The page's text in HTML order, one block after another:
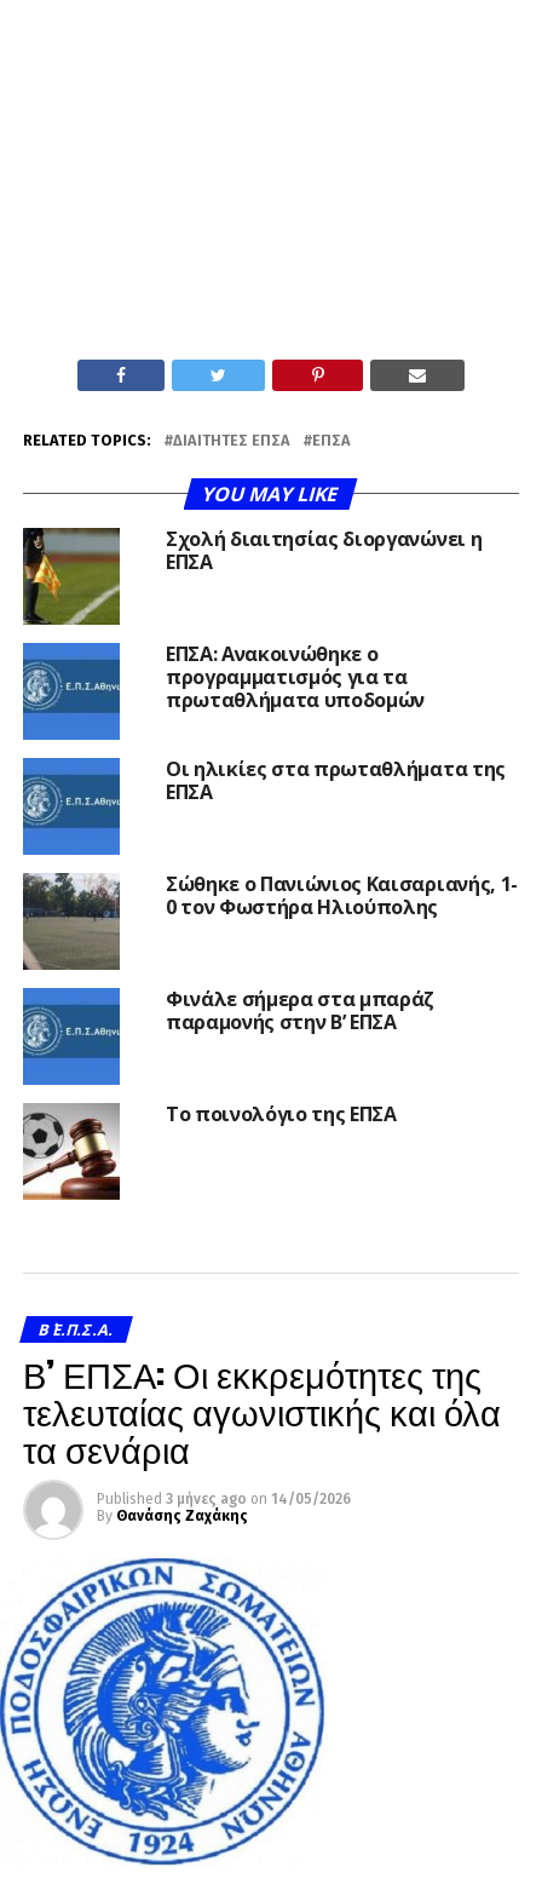
RELATED TOPICS: ΔΙΑΙΤΗΤΈΣ ΕΠΣΑ ΕΠΣΑ
YOU MAY LIKE
Σχολή διαιτησίας διοργανώνει η
ΕΠΣΑ
ΕΠΣΑ: Ανακοινώθηκε ο
προγραμματισμός για τα
πρωταθλήματα υποδομών
Οι ηλικίες στα πρωταθλήματα της
ΕΠΣΑ
Σώθηκε ο Πανιώνιος Καισαριανής, 1-
0 τον Φωστήρα Ηλιούπολης
Φινάλε σήμερα στα μπαράζ
παραμονής στην Β’ ΕΠΣΑ
Το ποινολόγιο της ΕΠΣΑ
Β΄ Ε.Π.Σ.Α.
Β’ ΕΠΣΑ: Οι εκκρεμότητες της
τελευταίας αγωνιστικής και όλα
τα σενάρια
Published 3 μήνες ago on 14/05/2026
By Θανάσης Ζαχάκης